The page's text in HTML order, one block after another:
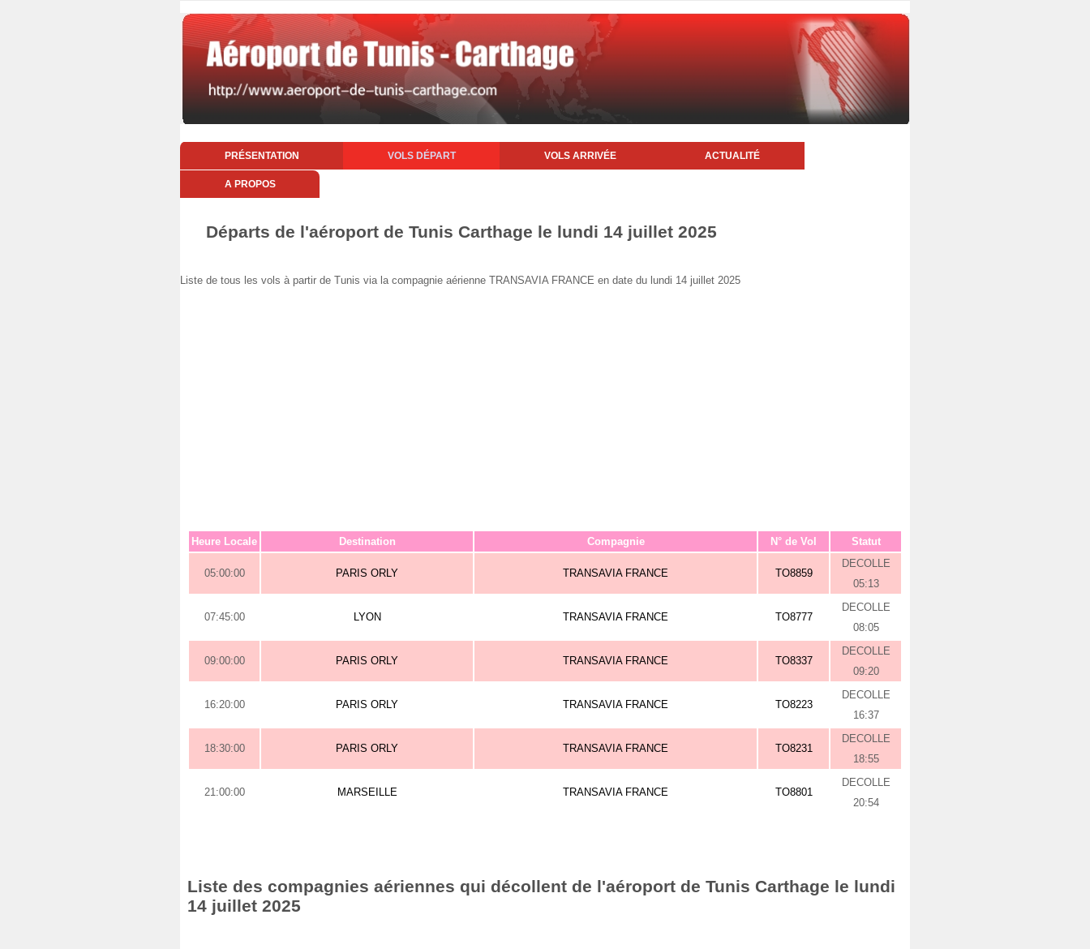
PRÉSENTATION VOLS DÉPART VOLS ARRIVÉE ACTUALITÉ
A PROPOS
Départs de l'aéroport de Tunis Carthage le lundi 14 juillet 2025
Liste de tous les vols à partir de Tunis via la compagnie aérienne TRANSAVIA FRANCE en date du lundi 14 juillet 2025
Heure Locale Destination Compagnie N° de Vol Statut
05:00:00 PARIS ORLY TRANSAVIA FRANCE TO8859
DECOLLE
05:13
07:45:00 LYON TRANSAVIA FRANCE TO8777
DECOLLE
08:05
09:00:00 PARIS ORLY TRANSAVIA FRANCE TO8337
DECOLLE
09:20
16:20:00 PARIS ORLY TRANSAVIA FRANCE TO8223
DECOLLE
16:37
18:30:00 PARIS ORLY TRANSAVIA FRANCE TO8231
DECOLLE
18:55
21:00:00 MARSEILLE TRANSAVIA FRANCE TO8801
DECOLLE
20:54
Liste des compagnies aériennes qui décollent de l'aéroport de Tunis Carthage le lundi
14 juillet 2025